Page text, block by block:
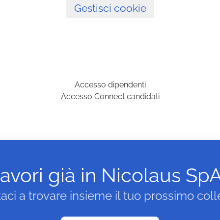
Gestisci cookie
Accesso dipendenti
Accesso Connect candidati
già in Nicolaus
a trovare insieme il tuo prossimo